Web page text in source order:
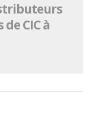
CIC à